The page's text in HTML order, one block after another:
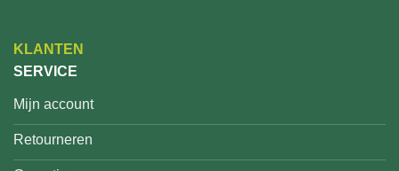
KLANTEN
SERVICE
Mijn account
Retourneren